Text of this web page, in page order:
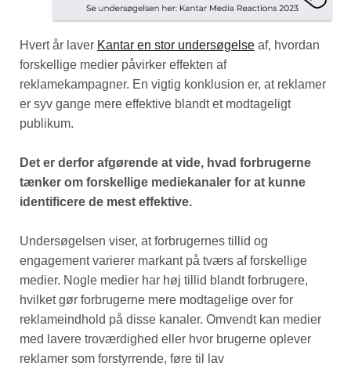
Hvert år laver Kantar en stor undersøgelse af, hvordan
forskellige medier påvirker effekten af
reklamekampagner. En vigtig konklusion er, at reklamer
er syv gange mere effektive blandt et modtageligt
publikum.
Det er derfor afgørende at vide, hvad forbrugerne
tænker om forskellige mediekanaler for at kunne
identificere de mest effektive.
Undersøgelsen viser, at forbrugernes tillid og
engagement varierer markant på tværs af forskellige
medier. Nogle medier har høj tillid blandt forbrugere,
hvilket gør forbrugerne mere modtagelige over for
reklameindhold på disse kanaler. Omvendt kan medier
med lavere troværdighed eller hvor brugerne oplever
reklamer som forstyrrende, føre til lav